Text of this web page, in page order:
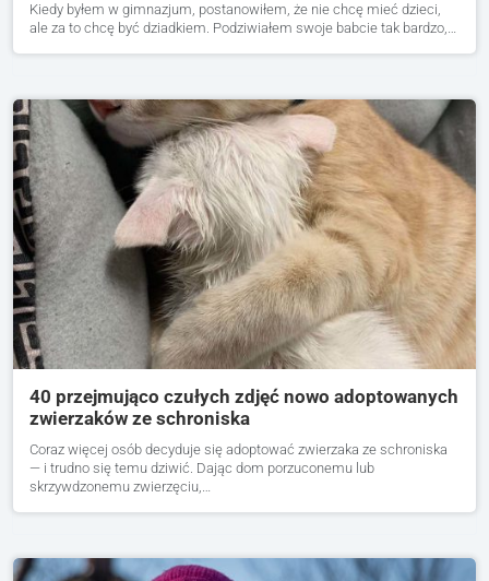
Kiedy byłem w gimnazjum, postanowiłem, że nie chcę mieć dzieci,
ale za to chcę być dziadkiem. Podziwiałem swoje babcie tak bardzo,…
40 przejmująco czułych zdjęć nowo adoptowanych
zwierzaków ze schroniska
Coraz więcej osób decyduje się adoptować zwierzaka ze schroniska
— i trudno się temu dziwić. Dając dom porzuconemu lub
skrzywdzonemu zwierzęciu,…